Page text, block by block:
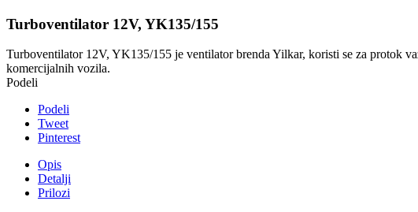
Turboventilator 12V, YK135/155
Turboventilator 12V, YK135/155 je ventilator brenda Yilkar, koristi se za protok
komercijalnih vozila.
Podeli
Podeli
Tweet
Pinterest
Opis
Detalji
Prilozi